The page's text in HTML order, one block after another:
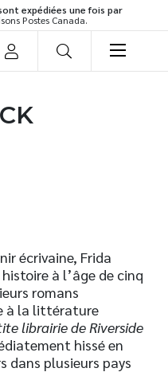
expédiées une fois par
Postes Canada.
écrivaine, Frida
à l’âge de cinq
romans
à la littérature
librairie de Riverside
hissé en
dans plusieurs pays